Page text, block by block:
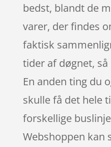
bedst, blandt de
varer, der findes
faktisk
tider af døgnet,
En anden ting du
skulle få det hele
forskellige
Webshoppen kan